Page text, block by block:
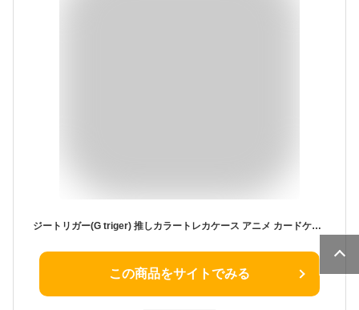
ジートリガー(G triger) 推しカラートレカケース アニメ カードケース コレクトブック トレカホルダー 韓国雑貨 黄色 イエロー
この商品をサイトでみる